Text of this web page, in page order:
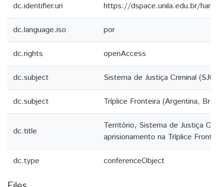
dc.identifier.uri https://dspace.unila.edu.br/
dc.language.iso por
dc.rights openAccess
dc.subject Sistema de Justiça Criminal (SJC)
dc.subject Tríplice Fronteira (Argentina,
dc.title
Território, Sistema de Justiça
aprisionamento na Tríplice
dc.type conferenceObject